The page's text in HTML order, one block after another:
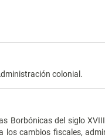
colonial.
Borbónicas del siglo
los cambios fiscales,